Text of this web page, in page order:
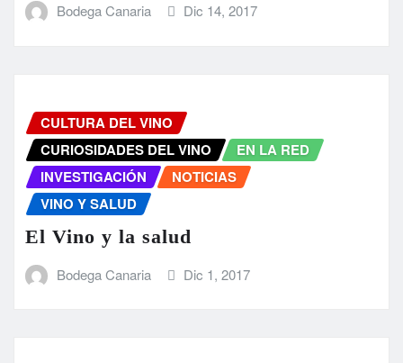
Bodega Canaria Dic 14, 2017
CULTURA DEL VINO
CURIOSIDADES DEL VINO
EN LA RED
INVESTIGACIÓN
NOTICIAS
VINO Y SALUD
El Vino y la salud
Bodega Canaria Dic 1, 2017